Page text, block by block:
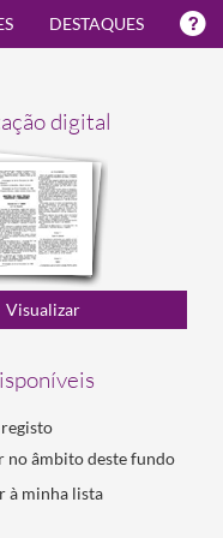
DESTAQUES
digital
no âmbito deste fundo
à minha lista